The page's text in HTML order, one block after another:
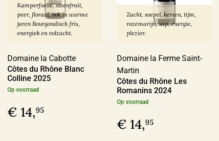
Ja(124)
Nee(30)
Vin Nature
Ja(71)
Nee(14)
Kamperfoelie, steenfruit,
peer, floraal, ook in warme
jaren Bourgondisch fris,
energiek en volzacht.
Domaine la Cabotte
Côtes du Rhône Blanc
Colline 2025
Op voorraad
€ 14,95
Zacht, soepel, kersen, tijm,
rozemarijn, sap, energie,
plezier.
Domaine la Ferme Saint-
Martin
Côtes du Rhône Les
Romanins 2024
Op voorraad
€ 14,95